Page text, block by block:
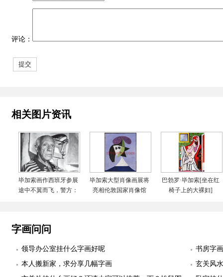
评论：
相关图片资讯
毕加索画作西班牙参展
途中不翼而飞，警方：
毕加索大型肖像画展将
亮相伦敦国家肖像馆
巴勃罗·毕加索[坐在红
椅子上的大裸妇]
字画问问
领导办公室挂什么字画好呢
书房字
本人搬新家，求分享几幅字画
玄关风